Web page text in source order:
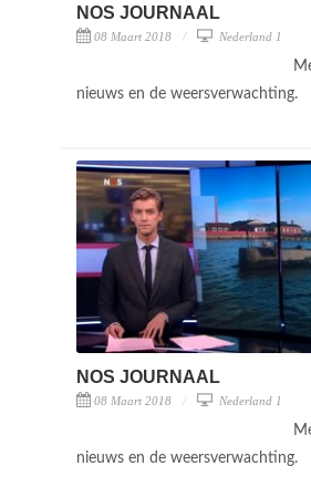
NOS JOURNAAL
08 Maart 2018 Nederland 1
nieuws en de weersverwachting.
NOS JOURNAAL
08 Maart 2018 Nederland 1
nieuws en de weersverwachting.